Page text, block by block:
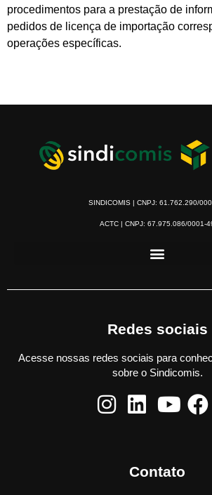
procedimentos para a prestação de
pedidos de licença de importação
operações específicas.
SINDICOMIS | CNPJ: 61.762.290/
ACTC | CNPJ: 67.975.086/0001-
Redes sociais
Acesse nossas redes sociais para
sobre o Sindicomis.
Contato